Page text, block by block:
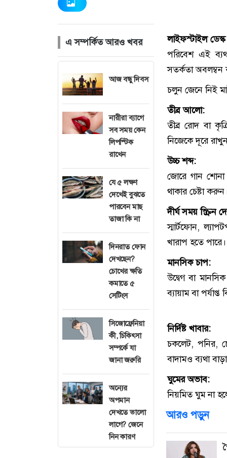
এ সম্পর্কিত আরও খবর
আজ বন্ধু দিবস
নারীরা ব্যাগে
সব সময় কেন
লিপস্টিক
রাখেন
যে ৫ লক্ষণ
দেখেই বুঝতে
পারবেন মাছ
তাজা কি না
দিনরাত ফোন
দেখছেন?
চোখের ক্ষতি
কমাতে ৫
সেটিংস
সিজোফ্রেনিয়া
কী, চিকিৎসা
সম্পর্কে যা
জানা জরুরি
অন্যের
অপমান
দেখতে ভালো
লাগে? জেনে
নিন কারণ
লাইফস্টাইল
পরিবেশ এই
সতর্কতা অবলম্বন
চলুন জেনে নিই
তীব্র আলো:
তীব্র রোদ বা
নিজেকে দূরে
উচ্চ শব্দ:
জোরে গান শোনা
থাকার চেষ্টা
দীর্ঘ সময় স্ক্রিন
স্মার্টফোন,
খারাপ হতে
মানসিক চাপ:
উদ্বেগ বা
ব্যায়াম বা পর্যাপ্ত
নির্দিষ্ট খাবার:
চকলেট, পনির,
বাদামও ব্যথা
ঘুমের অভাব:
নিয়মিত ঘুম না
আরও পড়ুন